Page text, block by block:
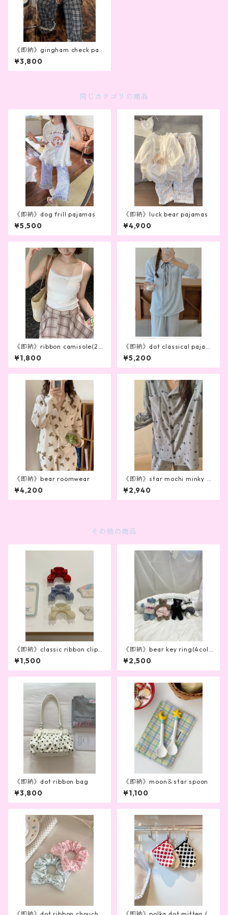
《即納》gingham check pan
ts
¥3,800
同じカテゴリの商品
《即納》dog frill pajamas
¥5,500
《即納》luck bear pajamas
¥4,900
《即納》ribbon camisole(2c
olor）
¥1,800
《即納》dot classical pajam
a
¥5,200
《即納》bear roomwear
¥4,200
《即納》star mochi minky p
ajamas
¥2,940
その他の商品
《即納》classic ribbon clip(3
color)
¥1,500
《即納》bear key ring(4colo
r)
¥2,500
《即納》dot ribbon bag
¥3,800
《即納》moon＆star spoon
¥1,100